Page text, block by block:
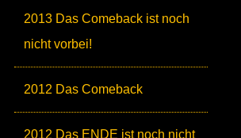
2013 Das Comeback ist noch
nicht vorbei!
2012 Das Comeback
2012 Das ENDE ist noch nicht